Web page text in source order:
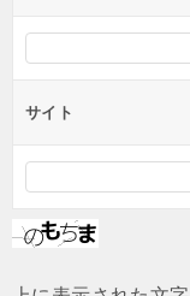
サイト